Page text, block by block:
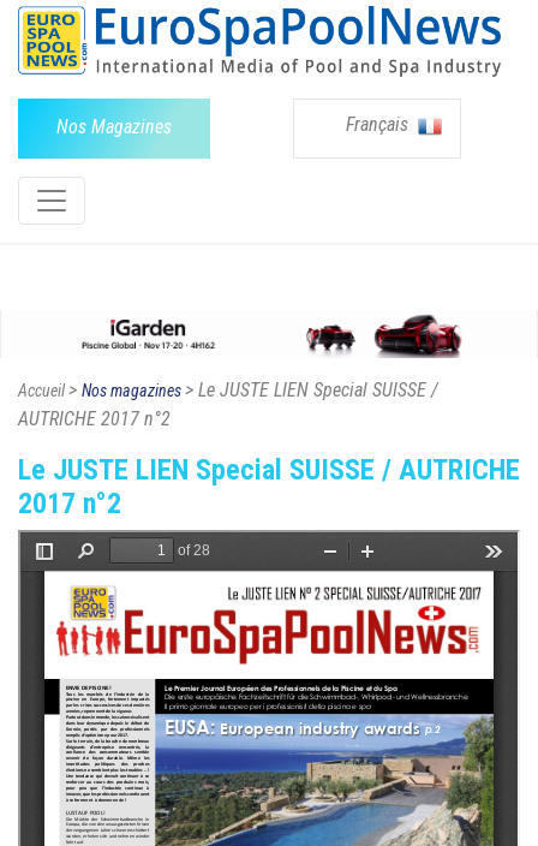
Nos Magazines Français
Accueil> Nos magazines> Le JUSTE LIEN Special SUISSE /
AUTRICHE 2017 n°2
Le JUSTE LIEN Special SUISSE / AUTRICHE
2017 n°2